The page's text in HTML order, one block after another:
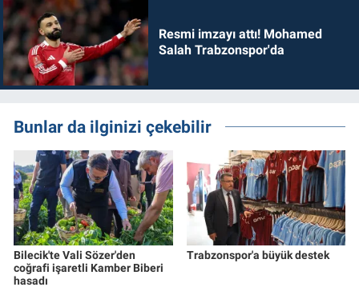
Resmi imzayı attı! Mohamed
Salah Trabzonspor'da
Bunlar da ilginizi çekebilir
Bilecik'te Vali Sözer'den
coğrafi işaretli Kamber Biberi
hasadı
Trabzonspor'a büyük destek